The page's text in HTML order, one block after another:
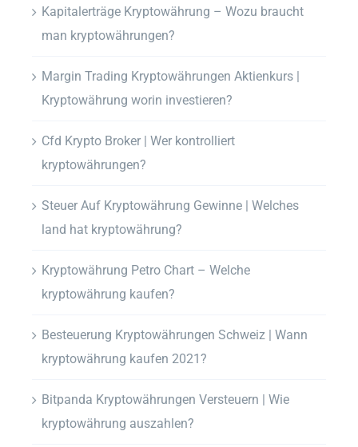
Kapitalerträge Kryptowährung – Wozu braucht
man kryptowährungen?
Margin Trading Kryptowährungen Aktienkurs |
Kryptowährung worin investieren?
Cfd Krypto Broker | Wer kontrolliert
kryptowährungen?
Steuer Auf Kryptowährung Gewinne | Welches
land hat kryptowährung?
Kryptowährung Petro Chart – Welche
kryptowährung kaufen?
Besteuerung Kryptowährungen Schweiz | Wann
kryptowährung kaufen 2021?
Bitpanda Kryptowährungen Versteuern | Wie
kryptowährung auszahlen?